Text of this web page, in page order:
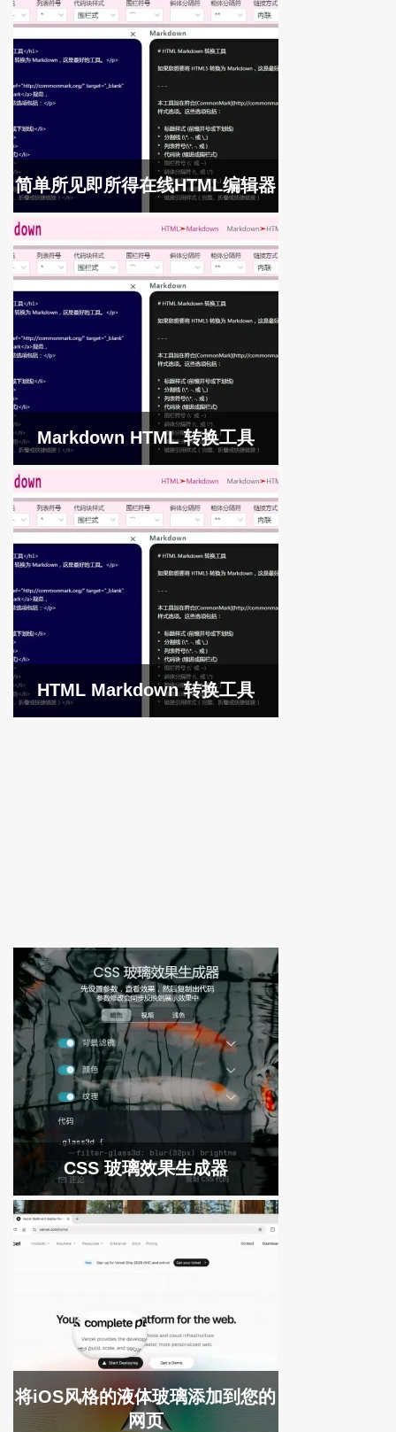
简单所见即所得在线HTML编辑器
Markdown HTML 转换工具
HTML Markdown 转换工具
CSS 玻璃效果生成器
将iOS风格的液体玻璃添加到您的
网页